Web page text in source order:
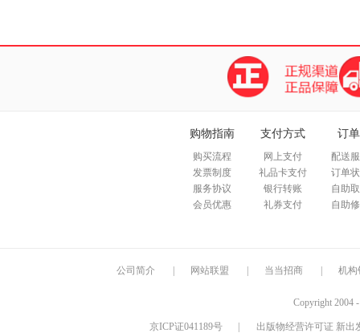
购物指南
购买流程
发票制度
服务协议
会员优惠
支付方式
网上支付
礼品卡支付
银行转账
礼券支付
订
配送
订单
自助
自助
公司简介 网站联盟 当当招商 机构
Copyright 2004
京ICP证041189号
出版物经营许可证 新出